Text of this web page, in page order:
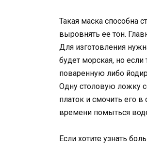
Такая маска способна
выровнять ее тон.
Для изготовления
будет морская, но
поваренную либо
Одну столовую ложку
платок и смочить его
времени помыться
Если хотите узнать